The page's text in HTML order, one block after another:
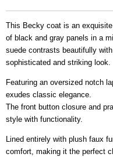
This Becky coat is an
of black and gray panels in a
suede contrasts beautifully
sophisticated and striking look.
Featuring an oversized notch
exudes classic elegance.
The front button closure and
style with functionality.
Lined entirely with plush faux
comfort, making it the perfect